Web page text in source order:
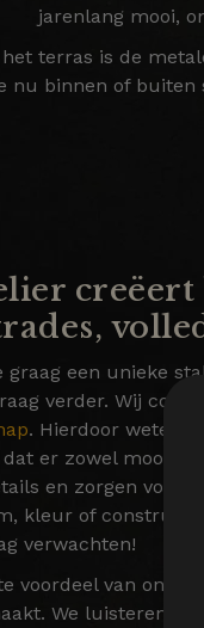
jarenlang mooi,
terras is de
nu binnen of buiten
graag een unieke
verder. Wij
. Hierdoor weten
er zowel mooi
en zorgen voor
kleur of
verwachten!
voordeel van onze
We luisteren